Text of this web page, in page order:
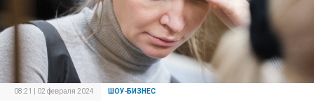
08:21 | 02 февраля 2024 ШОУ-БИЗНЕС